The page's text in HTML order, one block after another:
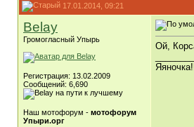
17.01.2014, 09:21
Belay
Громогласный Упырь
Регистрация: 13.02.2009
Сообщений: 6,690
Наш мотофорум - мотофорум
Упыри.орг
Ой,